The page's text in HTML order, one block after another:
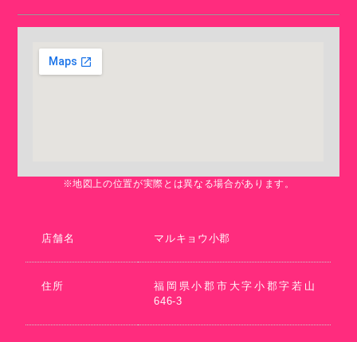
※地図上の位置が実際とは異なる場合があります。
店舗名 マルキョウ小郡
住所
福岡県小郡市大字小郡字若山
646-3